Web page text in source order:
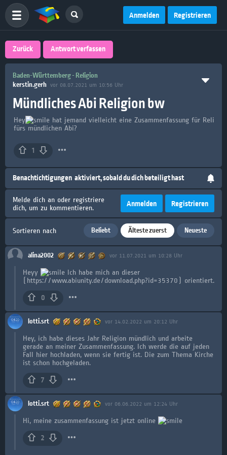
Anmelden Registrieren
Zurück Antwort verfassen
Baden-Württemberg - Religion
kerstin.gerh vor 08.07.2021 um 10:56 Uhr
Mündliches Abi Religion bw
Hey
hat jemand vielleicht eine Zusammenfassung für Reli
fürs mündlichen Abi?
1
Benachtichtigungen aktiviert, sobald du dich beteiligt hast
Melde dich an oder registriere
dich, um zu kommentieren.
Anmelden Registrieren
Sortieren nach Beliebt Älteste zuerst Neueste
alina2002 vor 11.07.2021 um 10:28 Uhr
Heyy
Ich habe mich an dieser
(https://www.abiunity.de/download.php?id=35370) orientiert.
0
lotti.srt vor 14.02.2022 um 20:12 Uhr
Hey, ich habe dieses Jahr Religion mündlich und arbeite
gerade an meiner Zusammenfassung. Ich werde die auf jeden
Fall hier hochladen, wenn sie fertig ist. Die zum Thema Kirche
ist schon hochgeladen.
7
lotti.srt vor 06.06.2022 um 12:24 Uhr
Hi, meine zusammenfassung ist jetzt online
2